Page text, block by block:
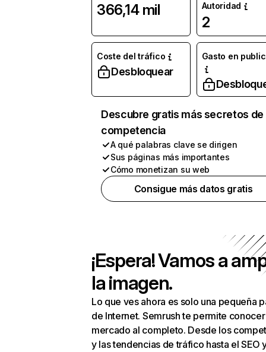
366,14 mil
Autoridad
2
Coste del tráfico
Desbloquear
Gasto en
Descubre gratis más secretos de
competencia
A qué palabras clave se dirigen
Sus páginas más importantes
Cómo monetizan su web
Consigue más datos gratis
¡Espera! Vamos a
la imagen.
Lo que ves ahora es solo una pequeña
de Internet. Semrush te permite
mercado al completo. Desde los
y las tendencias de tráfico hasta el SEO